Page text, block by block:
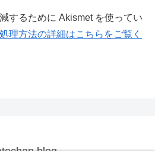
するために Akismet を使ってい
理方法の詳細はこちらをご覧く